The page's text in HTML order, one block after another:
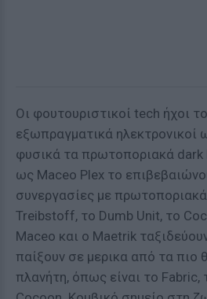
Οι φουτουριστικοί tech ήχοι
εξωπραγματικά ηλεκτρονικοί
φυσικά τα πρωτοποριακά dark
ως Maceo Plex το
συνεργασίες με
Treibstoff, το Dumb Unit, το
Maceo και ο Maetrik
παίξουν σε μερικα από τα πιο
πλανήτη, όπως είναι το Fabric,